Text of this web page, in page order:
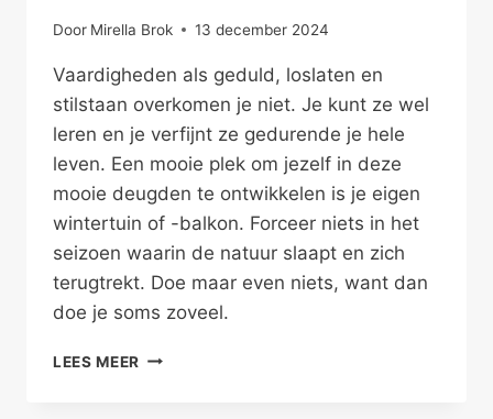
Door Mirella Brok 13 december 2024
Vaardigheden als geduld, loslaten en
stilstaan overkomen je niet. Je kunt ze wel
leren en je verfijnt ze gedurende je hele
leven. Een mooie plek om jezelf in deze
mooie deugden te ontwikkelen is je eigen
wintertuin of -balkon. Forceer niets in het
seizoen waarin de natuur slaapt en zich
terugtrekt. Doe maar even niets, want dan
doe je soms zoveel.
LEES MEER DOE